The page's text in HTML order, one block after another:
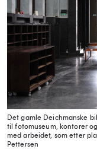
Det gamle Deichmanske
til fotomuseum, kontorer
med arbeidet, som etter
Pettersen